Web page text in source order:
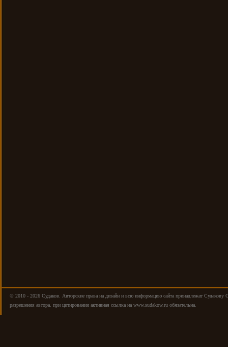
© 2010 - 2026 Cудаков. Авторские права на дизайн и всю информацию сайта принадлежат Судакову
разрешения автора. при цитировании активная ссылка на www.sudakow.ru обязательна.